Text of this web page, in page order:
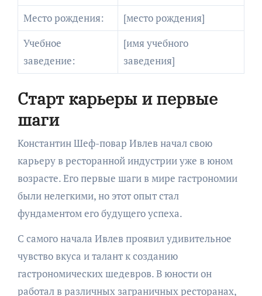
Место рождения:
[место рождения]
Учебное
заведение:
[имя учебного
заведения]
Старт карьеры и первые
шаги
Константин Шеф-повар Ивлев начал свою
карьеру в ресторанной индустрии уже в юном
возрасте. Его первые шаги в мире гастрономии
были нелегкими, но этот опыт стал
фундаментом его будущего успеха.
С самого начала Ивлев проявил удивительное
чувство вкуса и талант к созданию
гастрономических шедевров. В юности он
работал в различных заграничных ресторанах,